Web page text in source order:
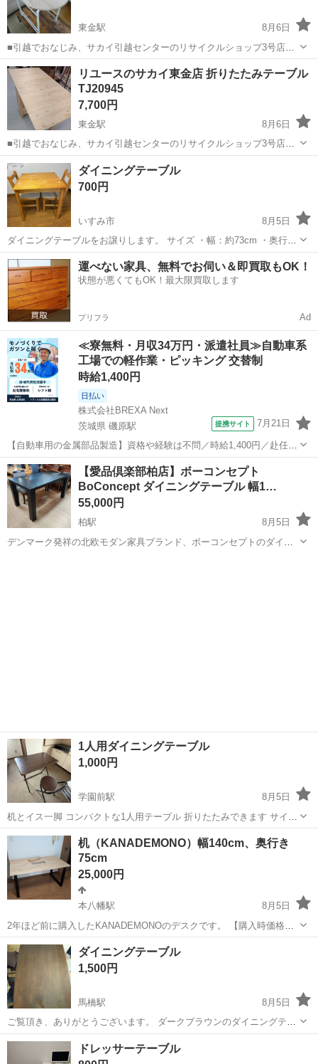
東金駅
8月6日
■引越でおなじみ、サカイ引越センターのリサイクルショップ3号店が
オープン致しました。 リユースのサカイ東金店です！ ★住所：千葉県
東金市南上宿11-8 JR東金駅から徒歩15分です！ ただいまオープンキ
ャンペーン...
千葉 東金市 テーブル リユース
リユースのサカイ東金店 折りたたみテーブル
TJ20945
7,700円
東金駅
8月6日
■引越でおなじみ、サカイ引越センターのリサイクルショップ3号店が
オープン致しました。 リユースのサカイ東金店です！ ★住所：千葉県
東金市南上宿11-8 JR東金駅から徒歩15分です！ ただいまオープンキ
ャンペーン...
千葉 東金市 東金駅 テーブル
ダイニングテーブル
700円
いすみ市
8月5日
ダイニングテーブルをお譲りします。 サイズ ・幅：約73cm ・奥行：
約73cm ・高さ：約73cm 使用に伴う汚れや傷、使用感がありますの
で、写真でご確認ください。 見た目は使用感がありますが、ガタつき
などはなく、まだ...
千葉 いすみ市 テーブル
運べない家具、無料でお伺い＆即買取もOK！
状態が悪くてもOK！最大限買取します
プリフラ Ad
≪寮無料・月収34万円・派遣社員≫自動車系
工場での軽作業・ピッキング 交替制
時給1,400円
日払い
株式会社BREXA Next
茨城県 磯原駅
提携サイト 7月21日
【自動車用の金属部品製造】資格や経験は不問／時給1,400円／赴任旅
費会社負担／正社員登用のチャンスあり／食堂利用可能／マイカー通
勤OK《茨城県茨城市》 人気の工場のお仕事 ◇トラックの金属部品の
製造◇ ★トラックの金属...
茨城 北茨城市 磯原駅 その他
【愛品倶楽部柏店】ボーコンセプト
BoConcept ダイニングテーブル 幅1…
55,000円
柏駅
8月5日
デンマーク発祥の北欧モダン家具ブランド、ボーコンセプトのダイニ
1人用ダイニングテーブル
1,000円
学園前駅
8月5日
机とイス一脚 コンパクトな1人用テーブル 折りたたみできます サイズ
天板64.5/50.5 テーブル高さ70 イス、腰掛け高さ47 アパート2階運び
出しできる方 エレベーター無し階段 早ければ今週土曜、日曜日 片
付...
千葉 千葉市 イス
机（KANADEMONO）幅140cm、奥行き
75cm
25,000円
本八幡駅
8月5日
2年ほど前に購入したKANADEMONOのデスクです。 【購入時価格】
約7万円 【サイズ】幅：140cm、奥行き：75cm、高さ：71.5cm 【傷
などの状態】家を空ける生活で使用頻度少なく、特に目立った傷はあ
りません。...
千葉 市川市 本八幡駅 テーブル
ダイニングテーブル
1,500円
馬橋駅
8月5日
ご覧頂き、ありがとうございます。 ダークブラウンのダイニングテー
ブルとなります。（テーブルのみで椅子は対象外） サイズ（いずれも
cm） 縦:79.5 横:133 高さ:70 5枚目の写真からもわかるように、3cm程
千葉 松戸市 馬橋駅 テーブル
ドレッサーテーブル